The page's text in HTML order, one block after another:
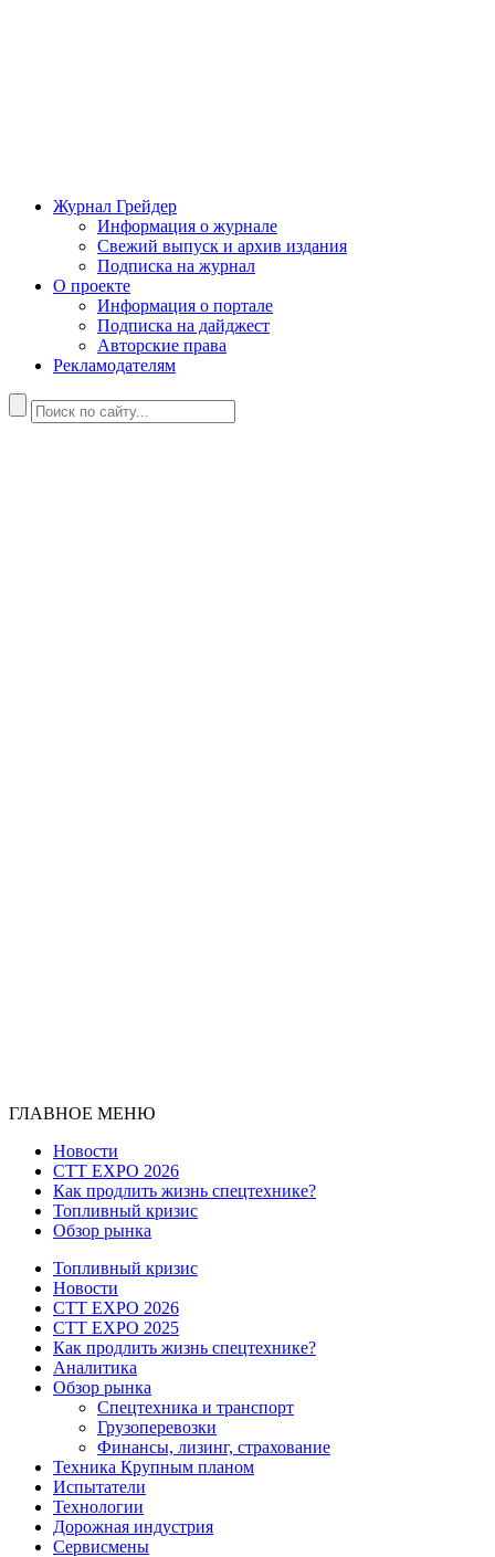
Журнал Грейдер
Информация о журнале
Свежий выпуск и архив издания
Подписка на журнал
О проекте
Информация о портале
Подписка на дайджест
Авторские права
Рекламодателям
ГЛАВНОЕ МЕНЮ
Новости
CTT EXPO 2026
Как продлить жизнь спецтехнике?
Топливный кризис
Обзор рынка
Топливный кризис
Новости
CTT EXPO 2026
CTT EXPO 2025
Как продлить жизнь спецтехнике?
Аналитика
Обзор рынка
Спецтехника и транспорт
Грузоперевозки
Финансы, лизинг, страхование
Техника Крупным планом
Испытатели
Технологии
Дорожная индустрия
Сервисмены